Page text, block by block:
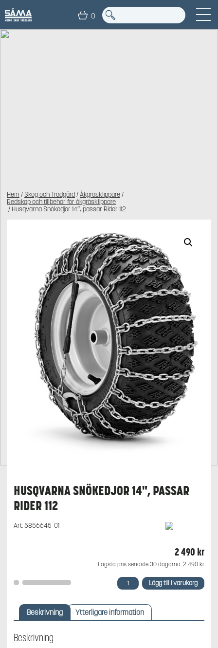
0
Hem / Skog och Trädgård/Åkgräsklippare/
Redskap och tillbehör för åkgräsklippare
/ Husqvarna Snökedjor 14″, passar Rider 112
HUSQVARNA SNÖKEDJOR 14", PASSAR
RIDER 112
Art:5856645-01
2 490 kr
Lägsta pris senaste 30 dagarna: 2 490 kr
Husqvarna
Snökedjor
passar
Rider
Lägg till i varukorg
Beskrivning Ytterligare information
Beskrivning